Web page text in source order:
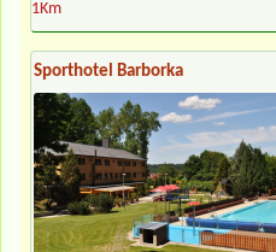
1Km
Sporthotel Barborka